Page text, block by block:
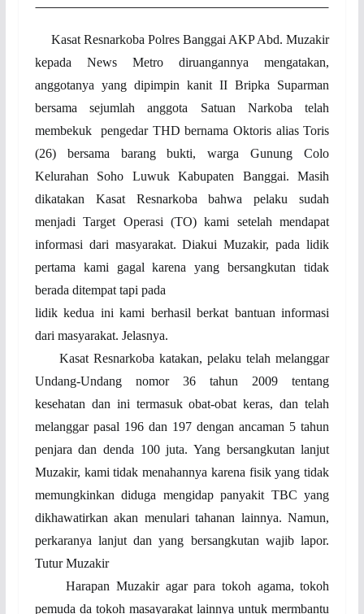
Kasat Resnarkoba Polres Banggai AKP Abd. Muzakir
kepada News Metro diruangannya mengatakan,
anggotanya yang dipimpin kanit II Bripka Suparman
bersama sejumlah anggota Satuan Narkoba telah
membekuk pengedar THD bernama Oktoris alias Toris
(26) bersama barang bukti, warga Gunung Colo
Kelurahan Soho Luwuk Kabupaten Banggai. Masih
dikatakan Kasat Resnarkoba bahwa pelaku sudah
menjadi Target Operasi (TO) kami setelah mendapat
informasi dari masyarakat. Diakui Muzakir, pada lidik
pertama kami gagal karena yang bersangkutan tidak
berada ditempat tapi pada
lidik kedua ini kami berhasil berkat bantuan informasi
dari masyarakat. Jelasnya.
Kasat Resnarkoba katakan, pelaku telah melanggar
Undang-Undang nomor 36 tahun 2009 tentang
kesehatan dan ini termasuk obat-obat keras, dan telah
melanggar pasal 196 dan 197 dengan ancaman 5 tahun
penjara dan denda 100 juta. Yang bersangkutan lanjut
Muzakir, kami tidak menahannya karena fisik yang tidak
memungkinkan diduga mengidap panyakit TBC yang
dikhawatirkan akan menulari tahanan lainnya. Namun,
perkaranya lanjut dan yang bersangkutan wajib lapor.
Tutur Muzakir
Harapan Muzakir agar para tokoh agama, tokoh
pemuda da tokoh masayarakat lainnya untuk mermbantu